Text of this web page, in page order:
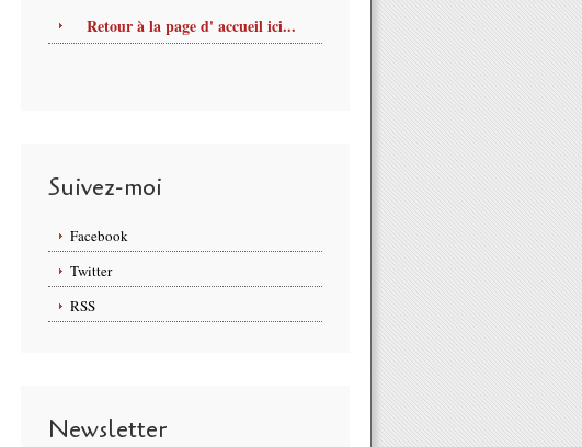
Retour à la page d' accueil ici...
Suivez-moi
Facebook
Twitter
RSS
Newsletter